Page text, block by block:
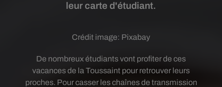
leur carte d'étudiant.
Crédit image: Pixabay
De nombreux étudiants vont profiter de ces
vacances de la Toussaint pour retrouver leurs
proches. Pour casser les chaînes de transmission